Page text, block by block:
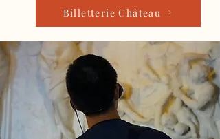
Billetterie Château